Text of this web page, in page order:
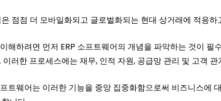
점점 더 모바일화되고 글로벌화되는 현대 상거래에 적응
해하려면 먼저 ERP 소프트웨어의 개념을 파악하는 것이
이러한 프로세스에는 재무, 인적 자원, 공급망 관리 및 고객
트웨어는 이러한 기능을 중앙 집중화함으로써 비즈니스에